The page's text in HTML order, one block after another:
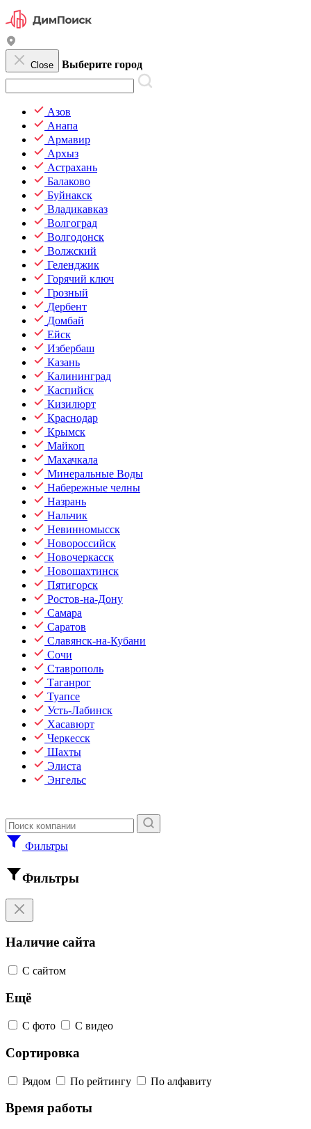
Close Выберите город
Азов
Анапа
Армавир
Архыз
Астрахань
Балаково
Буйнакск
Владикавказ
Волгоград
Волгодонск
Волжский
Геленджик
Горячий ключ
Грозный
Дербент
Домбай
Ейск
Избербаш
Казань
Калининград
Каспийск
Кизилюрт
Краснодар
Крымск
Майкоп
Махачкала
Минеральные Воды
Набережные челны
Назрань
Нальчик
Невинномысск
Новороссийск
Новочеркасск
Новошахтинск
Пятигорск
Ростов-на-Дону
Самара
Саратов
Славянск-на-Кубани
Сочи
Ставрополь
Таганрог
Туапсе
Усть-Лабинск
Хасавюрт
Черкесск
Шахты
Элиста
Энгельс
Фильтры
Фильтры
Наличие сайта
С сайтом
Ещё
С фото С видео
Сортировка
Рядом По рейтингу По алфавиту
Время работы